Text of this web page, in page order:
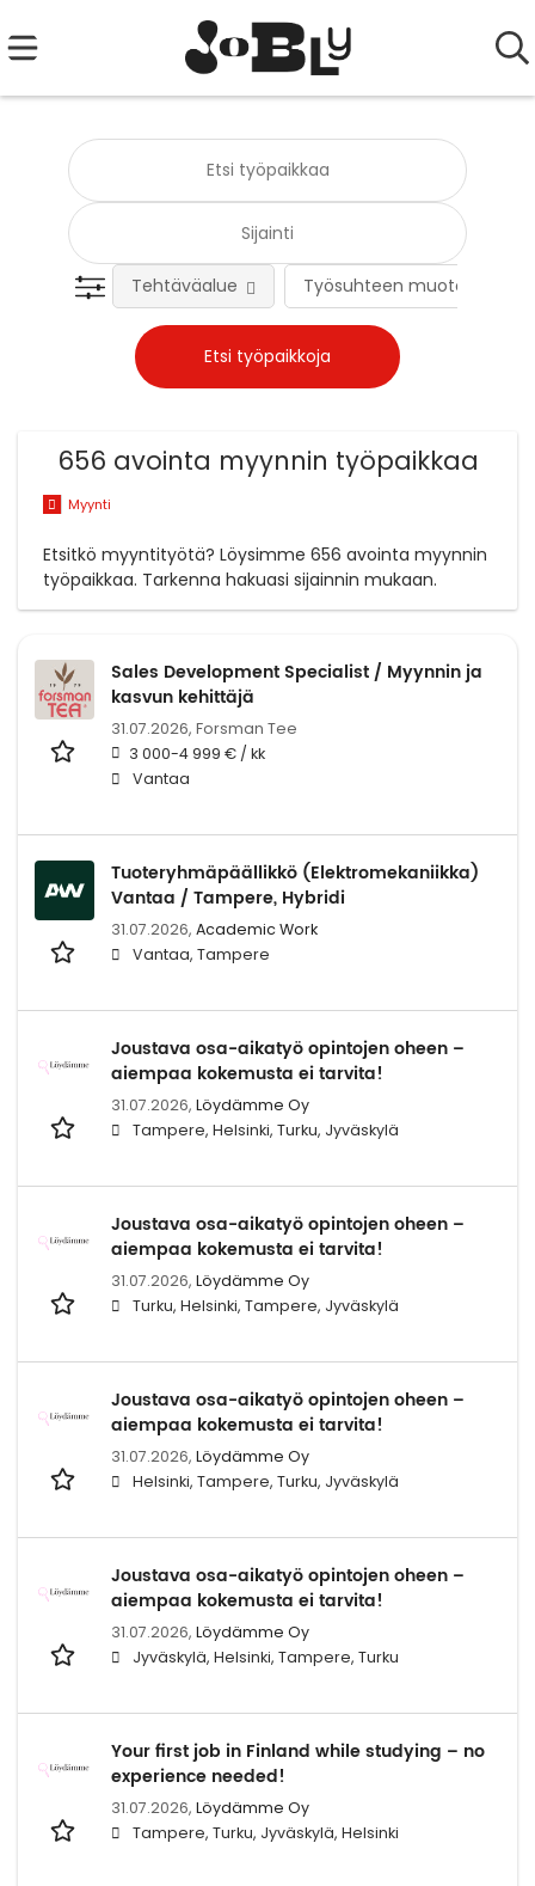
Työsuhteen muoto
Tehtäväalue
656 avointa myynnin työpaikkaa
Myynti
Etsitkö myyntityötä? Löysimme 656 avointa myynnin
työpaikkaa. Tarkenna hakuasi sijainnin mukaan.
Sales Development Specialist / Myynnin ja
kasvun kehittäjä
31.07.2026, Forsman Tee
3 000-4 999 € / kk
Vantaa
Tuoteryhmäpäällikkö (Elektromekaniikka)
Vantaa / Tampere, Hybridi
31.07.2026, Academic Work
Vantaa, Tampere
Joustava osa-aikatyö opintojen oheen –
aiempaa kokemusta ei tarvita!
31.07.2026, Löydämme Oy
Tampere, Helsinki, Turku, Jyväskylä
Joustava osa-aikatyö opintojen oheen –
aiempaa kokemusta ei tarvita!
31.07.2026, Löydämme Oy
Turku, Helsinki, Tampere, Jyväskylä
Joustava osa-aikatyö opintojen oheen –
aiempaa kokemusta ei tarvita!
31.07.2026, Löydämme Oy
Helsinki, Tampere, Turku, Jyväskylä
Joustava osa-aikatyö opintojen oheen –
aiempaa kokemusta ei tarvita!
31.07.2026, Löydämme Oy
Jyväskylä, Helsinki, Tampere, Turku
Your first job in Finland while studying – no
experience needed!
31.07.2026, Löydämme Oy
Tampere, Turku, Jyväskylä, Helsinki